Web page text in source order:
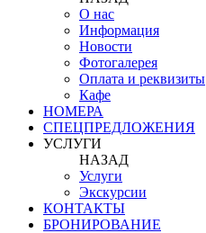
О нас
Информация
Новости
Фотогалерея
Оплата и реквизиты
Кафе
НОМЕРА
СПЕЦПРЕДЛОЖЕНИЯ
УСЛУГИ
НАЗАД
Услуги
Экскурсии
КОНТАКТЫ
БРОНИРОВАНИЕ